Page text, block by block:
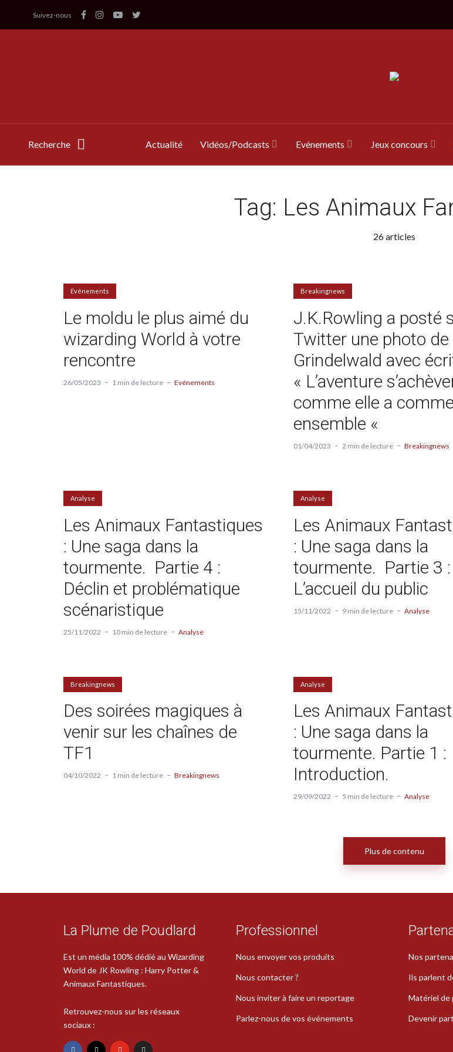
Suivez-nous
Recherche Actualité Vidéos/Podcasts Evénements Jeux concours
Tag: Les Animaux
26 articles
Evénements
Le moldu le plus aimé du
wizarding World à votre
rencontre
26/05/2023 1 min de lecture Evénements
Breakingnews
J.K.Rowling a posté
Twitter une photo de
Grindelwald avec
« L’aventure
comme elle a
ensemble «
01/04/2023 2 min de lecture Breakingnews
Analyse
Les Animaux Fantastiques
: Une saga dans la
tourmente. Partie 4 :
Déclin et problématique
scénaristique
25/11/2022 10 min de lecture Analyse
Analyse
Les Animaux
: Une saga dans la
tourmente. Partie 3 :
L’accueil du public
15/11/2022 9 min de lecture Analyse
Breakingnews
Des soirées magiques à
venir sur les chaînes de
TF1
04/10/2022 1 min de lecture Breakingnews
Analyse
Les Animaux
: Une saga dans la
tourmente. Partie 1 :
Introduction.
29/09/2022 5 min de lecture Analyse
Plus de contenu
La Plume de Poudlard
Est un média 100% dédié au Wizarding
World de JK Rowling : Harry Potter &
Animaux Fantastiques.
Retrouvez-nous sur les réseaux
sociaux :
Professionnel
Nous envoyer vos produits
Nous contacter ?
Nous inviter à faire un reportage
Parlez-nous de vos événements
Nos
Ils parlent
Matériel de
Devenir